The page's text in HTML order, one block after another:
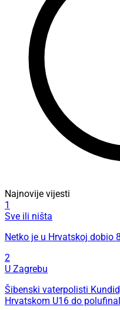
Najnovije vijesti
1
Sve ili ništa
Netko je u Hrvatskoj dobio
2
U Zagrebu
Šibenski vaterpolisti
Hrvatskom U16 do